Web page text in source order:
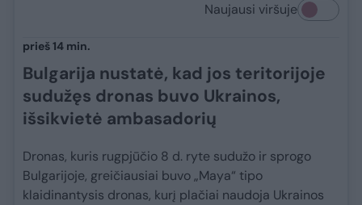
Naujausi viršuje
prieš 14 min.
Bulgarija nustatė, kad jos teritorijoje
sudužęs dronas buvo Ukrainos,
išsikvietė ambasadorių
Dronas, kuris rugpjūčio 8 d. ryte sudužo ir sprogo
Bulgarijoje, greičiausiai buvo „Maya“ tipo
klaidinantysis dronas, kurį plačiai naudoja Ukrainos